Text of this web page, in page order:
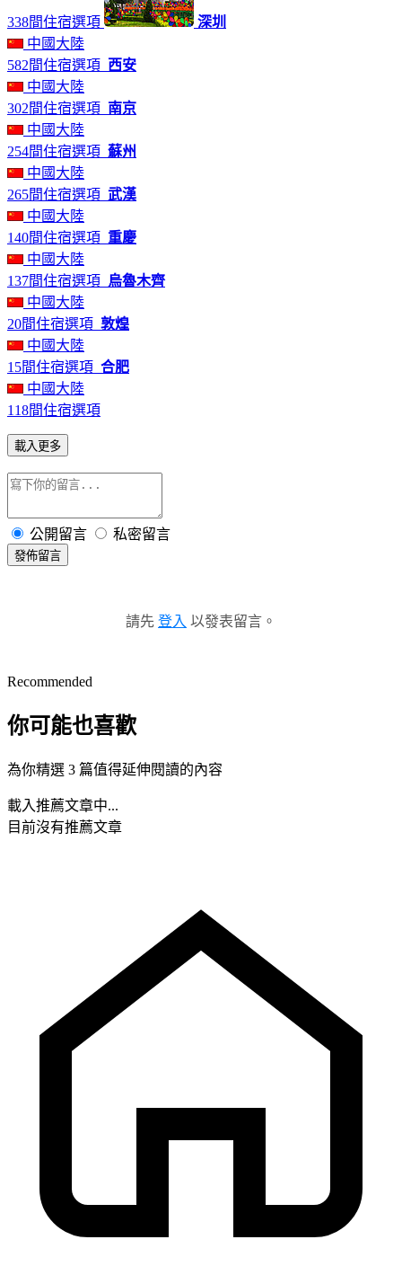
338間住宿選項
深圳
中國大陸
582間住宿選項 西安
中國大陸
302間住宿選項 南京
中國大陸
254間住宿選項 蘇州
中國大陸
265間住宿選項 武漢
中國大陸
140間住宿選項 重慶
中國大陸
137間住宿選項
烏魯木齊
中國大陸
20間住宿選項 敦煌
中國大陸
15間住宿選項 合肥
中國大陸
118間住宿選項
載入更多
公開留言 私密留言
發佈留言
請先 登入 以發表留言。
Recommended
你可能也喜歡
為你精選 3 篇值得延伸閱讀的內容
載入推薦文章中...
目前沒有推薦文章